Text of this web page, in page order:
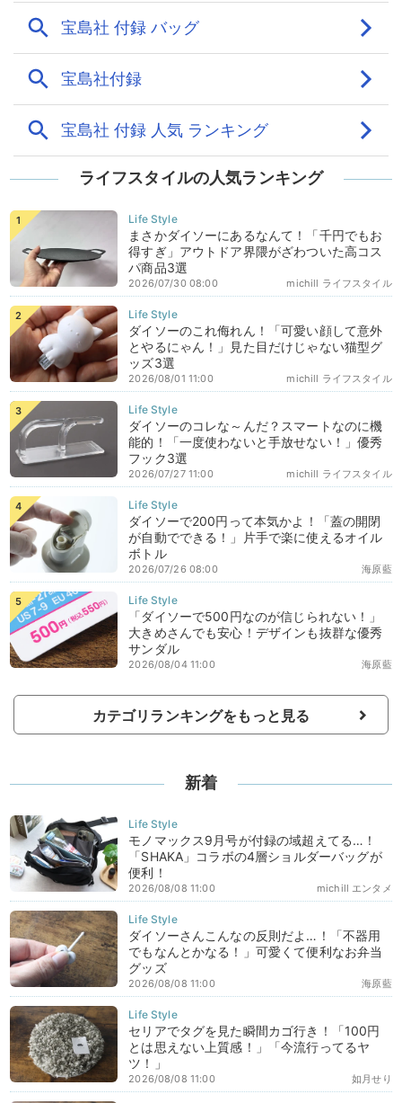
ライフスタイルの人気ランキング
まさかダイソーにあるなんて！「千円でもお
得すぎ」アウトドア界隈がざわついた高コス
パ商品3選
michill ライフスタイル
2026/07/30 08:00
ダイソーのこれ侮れん！「可愛い顔して意外
とやるにゃん！」見た目だけじゃない猫型グ
ッズ3選
michill ライフスタイル
2026/08/01 11:00
ダイソーのコレな～んだ？スマートなのに機
能的！「一度使わないと手放せない！」優秀
フック3選
michill ライフスタイル
2026/07/27 11:00
ダイソーで200円って本気かよ！「蓋の開閉
が自動でできる！」片手で楽に使えるオイル
ボトル
海原藍
2026/07/26 08:00
「ダイソーで500円なのが信じられない！」
大きめさんでも安心！デザインも抜群な優秀
サンダル
海原藍
2026/08/04 11:00
カテゴリランキングをもっと見る
新着
モノマックス9月号が付録の域超えてる…！
「SHAKA」コラボの4層ショルダーバッグが
便利！
michill エンタメ
2026/08/08 11:00
ダイソーさんこんなの反則だよ…！「不器用
でもなんとかなる！」可愛くて便利なお弁当
グッズ
海原藍
2026/08/08 11:00
セリアでタグを見た瞬間カゴ行き！「100円
とは思えない上質感！」「今流行ってるヤ
ツ！」
如月せり
2026/08/08 11:00